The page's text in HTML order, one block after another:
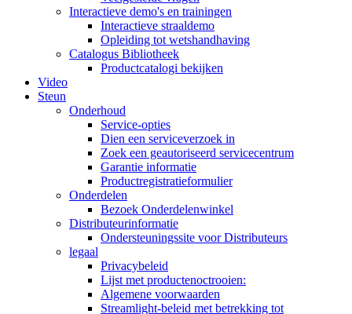
Interactieve demo's en trainingen
Interactieve straaldemo
Opleiding tot wetshandhaving
Catalogus Bibliotheek
Productcatalogi bekijken
Video
Steun
Onderhoud
Service-opties
Dien een serviceverzoek in
Zoek een geautoriseerd servicecentrum
Garantie informatie
Productregistratieformulier
Onderdelen
Bezoek Onderdelenwinkel
Distributeurinformatie
Ondersteuningssite voor Distributeurs
legaal
Privacybeleid
Lijst met productenoctrooien:
Algemene voorwaarden
Streamlight-beleid met betrekking tot